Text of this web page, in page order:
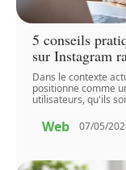
5 conseils
sur Instagram
Dans le contexte
positionne comme
utilisateurs, qu'ils
Web 07/05/